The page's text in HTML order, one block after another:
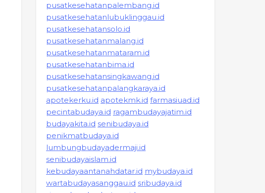
pusatkesehatanpalembang.id
pusatkesehatanlubuklinggau.id
pusatkesehatansolo.id
pusatkesehatanmalang.id
pusatkesehatanmataram.id
pusatkesehatanbima.id
pusatkesehatansingkawang.id
pusatkesehatanpalangkaraya.id
apotekerku.id apotekmk.id farmasiuad.id
pecintabudaya.id ragambudayajatim.id
budayakita.id senibudaya.id
penikmatbudaya.id
lumbungbudayadermaji.id
senibudayaislam.id
kebudayaantanahdatar.id mybudaya.id
wartabudayasanggau.id sribudaya.id